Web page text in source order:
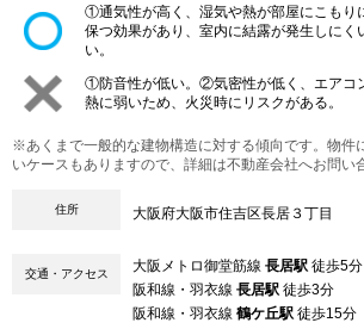
①通気性が高く、湿気や熱が部屋にこもり
保つ効果があり、室内に結露が発生しに
い。
①防音性が低い。②気密性が低く、エアコ
熱に弱いため、火災時にリスクがある。
※あくまで一般的な建物構造に対する傾向です。物件
いケースもありますので、詳細は不動産会社へお問い
住所 大阪府大阪市住吉区長居３丁目
交通・アクセス 大阪メトロ御堂筋線 長居駅 徒歩5分
阪和線・羽衣線 長居駅 徒歩3分
阪和線・羽衣線 鶴ケ丘駅 徒歩15分